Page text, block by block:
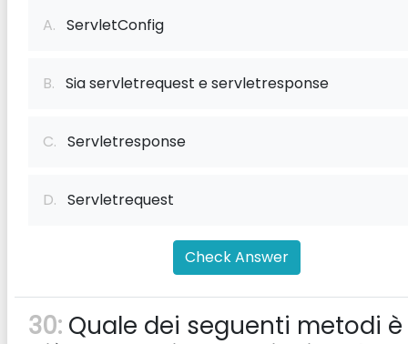
A. ServletConfig
B. Sia servletrequest e servletresponse
C. Servletresponse
D. Servletrequest
Check Answer
30: Quale dei seguenti metodi è